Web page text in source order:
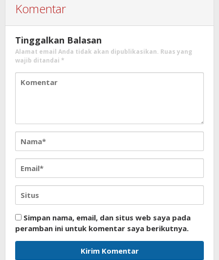
Komentar
Tinggalkan Balasan
Alamat email Anda tidak akan dipublikasikan. Ruas yang
wajib ditandai *
Simpan nama, email, dan situs web saya pada
peramban ini untuk komentar saya berikutnya.